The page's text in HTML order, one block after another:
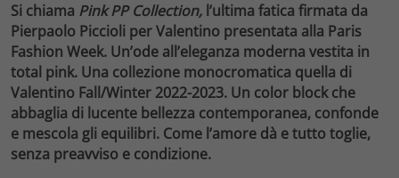
Si chiama Pink PP Collection, l’ultima fatica firmata da
Pierpaolo Piccioli per Valentino presentata alla Paris
Fashion Week. Un’ode all’eleganza moderna vestita in
total pink. Una collezione monocromatica quella di
Valentino Fall/Winter 2022-2023. Un color block che
abbaglia di lucente bellezza contemporanea, confonde
e mescola gli equilibri. Come l’amore dà e tutto toglie,
senza preavviso e condizione.